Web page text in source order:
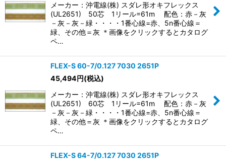
メーカー：沖電線(株) スダレ形オキフレックス
(UL2651) 50芯 1リール=61m 配色：赤－灰
－灰－灰－緑・・・・1番心線=赤、5n番心線＝
緑、その他＝灰 ＊画像をクリックするとカタログ
ペ…
FLEX-S 60-7/0.127 7030 2651P
45,494円(税込)
メーカー：沖電線(株) スダレ形オキフレックス
(UL2651) 60芯 1リール=61m 配色：赤－灰
－灰－灰－緑・・・・1番心線=赤、5n番心線＝
緑、その他＝灰 ＊画像をクリックするとカタログ
ペ…
FLEX-S 64-7/0.127 7030 2651P